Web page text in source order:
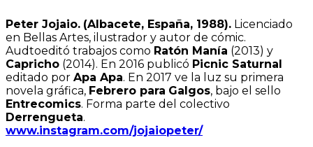
Peter Jojaio. (Albacete, España, 1988). Licenciado
en Bellas Artes, ilustrador y autor de cómic.
Audtoeditó trabajos como Ratón Manía (2013) y
Capricho (2014). En 2016 publicó Picnic Saturnal
editado por Apa Apa. En 2017 ve la luz su primera
novela gráfica, Febrero para Galgos, bajo el sello
Entrecomics. Forma parte del colectivo
Derrengueta.
www.instagram.com/jojaiopeter/